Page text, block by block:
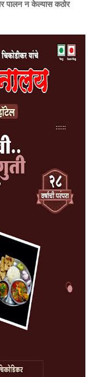
पालन न केल्यास कठोर